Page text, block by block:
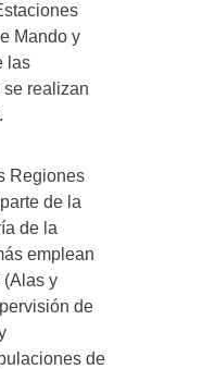
Mando y
las
realizan
Regiones
de la
de la
emplean
(Alas y
de
de